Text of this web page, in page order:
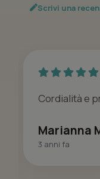
Scrivi una
Cordialità e
Marianna
3 anni fa